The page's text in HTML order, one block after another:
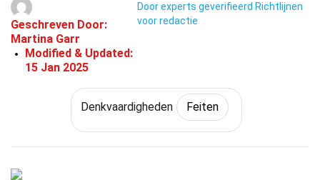
Geschreven Door:
Martina Garr
Modified & Updated:
15 Jan 2025
Door experts geverifieerd Richtlijnen
voor redactie
Denkvaardigheden Feiten